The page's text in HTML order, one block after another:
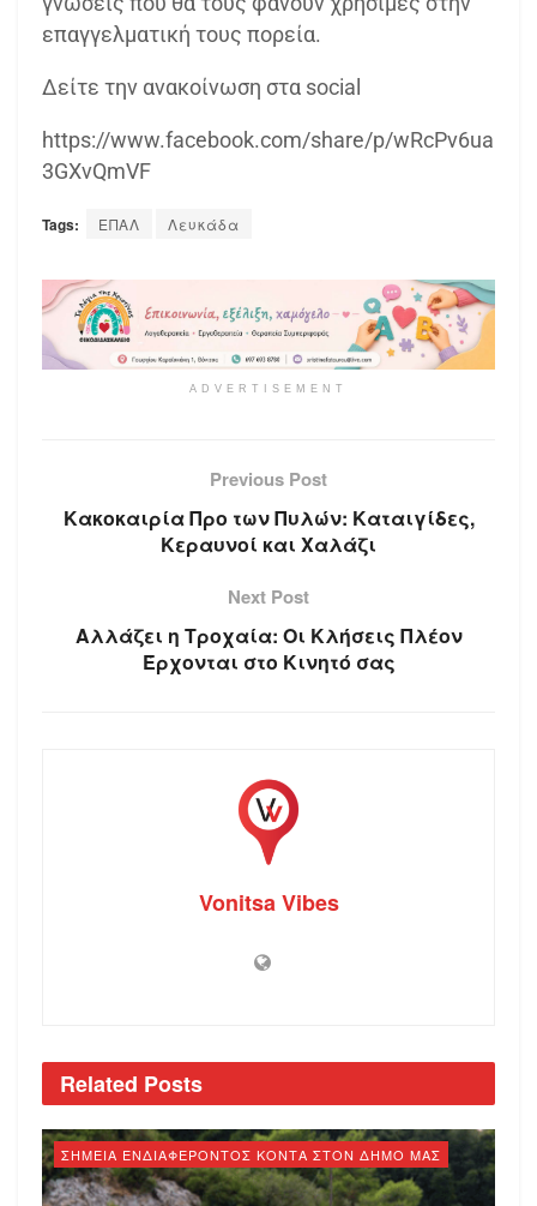
επαγγελματική τους πορεία.
Δείτε την ανακοίνωση στα social
https://www.facebook.com/share/p/wRcPv6ua
3GXvQmVF
Tags: ΕΠΑΛ Λευκάδα
ADVERTISEMENT
Previous Post
Κακοκαιρία Προ των Πυλών: Καταιγίδες,
Κεραυνοί και Χαλάζι
Next Post
Αλλάζει η Τροχαία: Οι Κλήσεις Πλέον
Έρχονται στο Κινητό σας
Vonitsa Vibes
Related Posts
ΣΗΜΕΙΑ ΕΝΔΙΑΦΕΡΟΝΤΟΣ ΚΟΝΤΑ ΣΤΟΝ ΔΗΜΟ ΜΑΣ